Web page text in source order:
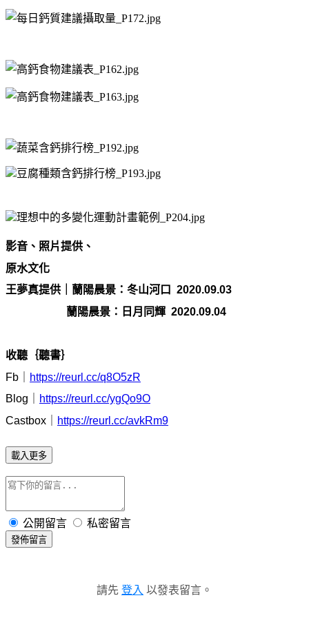
影音、照片提供、
原水文化
王夢真提供｜蘭陽晨景：冬山河口 2020.09.03
蘭陽晨景：日月同輝 2020.09.04
收聽｛聽書｝
Fb｜
https://reurl.cc/q8O5zR
Blog｜
https://reurl.cc/ygQo9O
Castbox｜
https://reurl.cc/avkRm9
載入更多
公開留言 私密留言
發佈留言
請先 登入 以發表留言。